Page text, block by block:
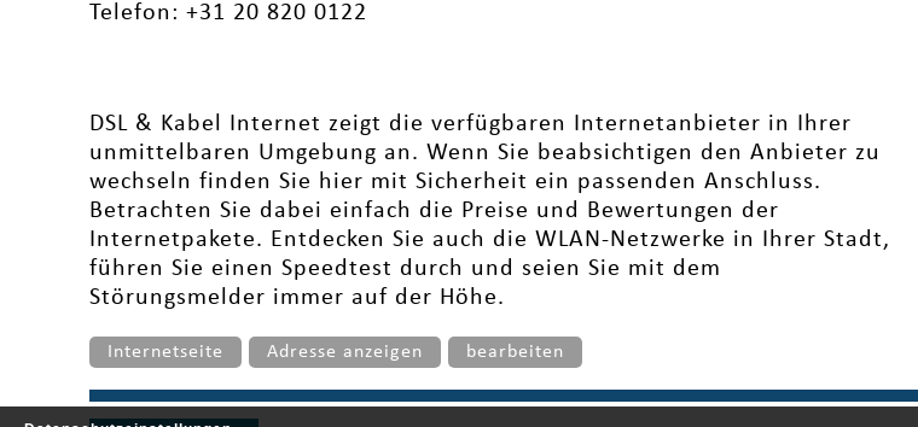
Telefon: +31 20 820 0122
DSL & Kabel Internet zeigt die verfügbaren Internetanbieter in Ihrer
unmittelbaren Umgebung an. Wenn Sie beabsichtigen den Anbieter zu
wechseln finden Sie hier mit Sicherheit ein passenden Anschluss.
Betrachten Sie dabei einfach die Preise und Bewertungen der
Internetpakete. Entdecken Sie auch die WLAN-Netzwerke in Ihrer Stadt,
führen Sie einen Speedtest durch und seien Sie mit dem
Störungsmelder immer auf der Höhe.
Internetseite Adresse anzeigen bearbeiten